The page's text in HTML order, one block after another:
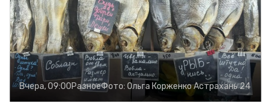
Вчера, 09:00РазноеФото: Ольга КорженкоАстрахань 24